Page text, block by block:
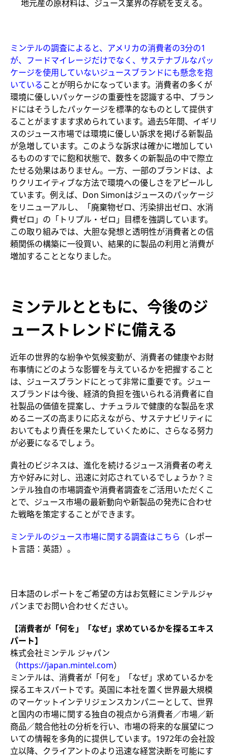
地元産の原材料は、ジュース業界の存続を支える。
ミンテルの調査によると、アメリカの消費者の3分の1
が、フードマイレージだけでなく、サステナブルなパッ
ケージを使用していないジュースブランドにも懸念を抱
いていることが明らかになっています。消費者の多くが
環境に優しいパッケージの重要性を認識する中、ブラン
ドにはそうしたパッケージを標準的なものとして提供す
ることがますます求められています。過去5年間、イギリ
スのジュース市場では環境に優しい訴求を掲げる新製品
が急増しています。このような訴求は確かに増加してい
るもののすでに飽和状態で、数多くの新製品の中で際立
たせる効果はありません。一方、一部のブランドは、よ
りクリエイティブな方法で環境への優しさをアピールし
ています。例えば、Don Simonはジュースのパッケージ
をリニューアルし、「廃棄物ゼロ、汚染排出ゼロ、水消
費ゼロ」の「トリプル・ゼロ」目標を強調しています。
この取り組みでは、大胆な発想と透明性が消費者との信
頼関係の構築に一役買い、結果的に製品の利用と消費が
増加することとなりました。
ミンテルとともに、今後のジ
ューストレンドに備える
近年の世界的な紛争や気候変動が、消費者の健康やお財
布事情にどのような影響を与えているかを把握すること
は、ジュースブランドにとって非常に重要です。ジュー
スブランドは今後、経済的負担を強いられる消費者に自
社製品の価値を提案し、ナチュラルで健康的な製品を求
めるニーズの高まりに応えながら、サステナビリティに
おいてもより責任を果たしていくために、さらなる努力
が必要になるでしょう。
貴社のビジネスは、進化を続けるジュース消費者の考え
方や好みに対し、迅速に対応されているでしょうか？ミ
ンテル独自の市場調査や消費者調査をご活用いただくこ
とで、ジュース市場の最新動向や新製品の発売に合わせ
た戦略を策定することができます。
ミンテルのジュース市場に関する調査はこちら （レポー
ト言語：英語）。
日本語のレポートをご希望の方はお気軽にミンテルジャ
パンまでお問い合わせください。
【消費者が「何を」「なぜ」求めているかを探るエキス
パート】
株式会社ミンテル ジャパン
（https://japan.mintel.com）
ミンテルは、消費者が「何を」「なぜ」求めているかを
探るエキスパートです。英国に本社を置く世界最大規模
のマーケットインテリジェンスカンパニーとして、世界
と国内の市場に関する独自の視点から消費者／市場／新
商品／競合他社の分析を行い、市場の将来的な展望につ
いての情報を多角的に提供しています。1972年の会社設
立以降、クライアントのより迅速な経営決断を可能にす